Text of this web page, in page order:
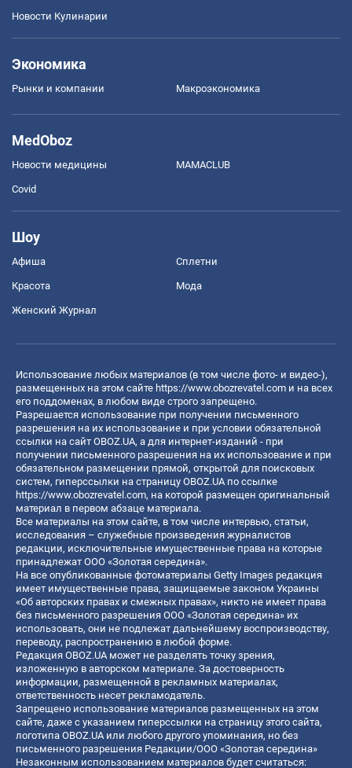
Новости Кулинарии
Экономика
Рынки и компании Mакроэкономика
MedOboz
Новости медицины MAMACLUB
Covid
Шоу
Афиша Сплетни
Красота Мода
Женский Журнал
Использование любых материалов (в том числе фото- и видео-),
размещенных на этом сайте https://www.obozrevatel.com и на всех
его поддоменах, в любом виде строго запрещено.
Разрешается использование при получении письменного
разрешения на их использование и при условии обязательной
ссылки на сайт OBOZ.UA, а для интернет-изданий - при
получении письменного разрешения на их использование и при
обязательном размещении прямой, открытой для поисковых
систем, гиперссылки на страницу OBOZ.UA по ссылке
https://www.obozrevatel.com, на которой размещен оригинальный
материал в первом абзаце материала.
Все материалы на этом сайте, в том числе интервью, статьи,
исследования – служебные произведения журналистов
редакции, исключительные имущественные права на которые
принадлежат ООО «Золотая середина».
На все опубликованные фотоматериалы Getty Images редакция
имеет имущественные права, защищаемые законом Украины
«Об авторских правах и смежных правах», никто не имеет права
без письменного разрешения ООО «Золотая середина» их
использовать, они не подлежат дальнейшему воспроизводству,
переводу, распространению в любой форме.
Редакция OBOZ.UA может не разделять точку зрения,
изложенную в авторском материале. За достоверность
информации, размещенной в рекламных материалах,
ответственность несет рекламодатель.
Запрещено использование материалов размещенных на этом
сайте, даже с указанием гиперссылки на страницу этого сайта,
логотипа OBOZ.UA или любого другого упоминания, но без
письменного разрешения Редакции/ООО «Золотая середина»
Незаконным использованием материалов будет считаться: